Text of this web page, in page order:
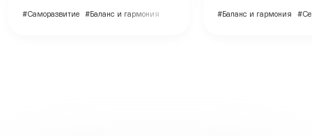
#Саморазвитие #Баланс и гармония #Баланс и гармония